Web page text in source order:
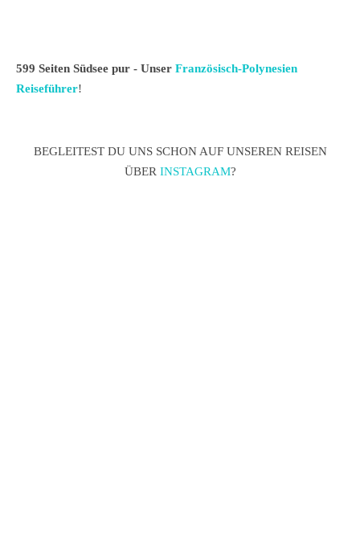
599 Seiten Südsee pur - Unser Französisch-Polynesien
Reiseführer!
BEGLEITEST DU UNS SCHON AUF UNSEREN REISEN
ÜBER INSTAGRAM?